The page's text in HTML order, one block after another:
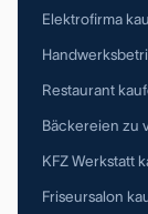
Elektrofirma
Restaurant
Bäckereien zu
KFZ Werkstatt
Friseursalon